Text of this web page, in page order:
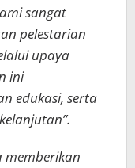
sangat
pelestarian
upaya
ini
edukasi, serta
memberikan